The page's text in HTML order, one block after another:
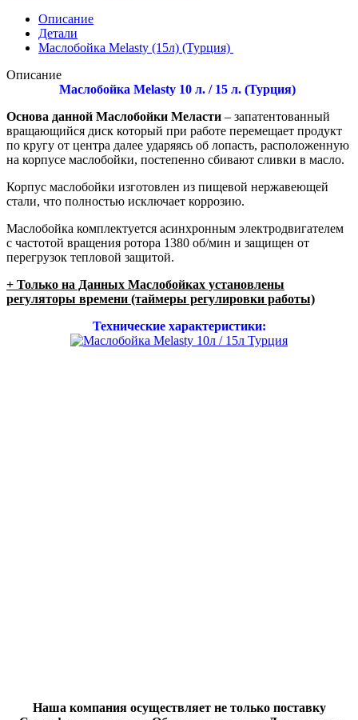
Описание
Детали
Маслобойка Melasty (15л) (Турция)
Описание
Маслобойка Melasty 10 л. / 15 л. (Турция)
Основа данной Маслобойки Меласти – запатентованный
вращающийся диск который при работе перемещает продукт
по кругу от центра далее ударяясь об лопасть, расположенную
на корпусе маслобойки, постепенно сбивают сливки в масло.
Корпус маслобойки изготовлен из пищевой нержавеющей
стали, что полностью исключает коррозию.
Маслобойка комплектуется асинхронным электродвигателем
с частотой вращения ротора 1380 об/мин и защищен от
перегрузок тепловой защитой.
+ Только на Данных Маслобойках установлены
регуляторы времени (таймеры регулировки работы)
Технические характеристики:
Наша компания осуществляет не только поставку